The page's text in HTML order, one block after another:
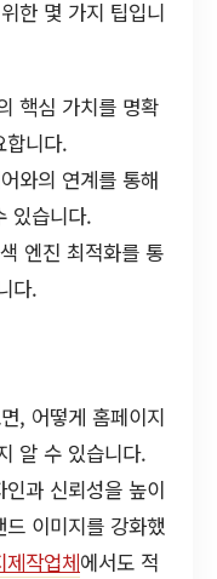
한 몇 가지 팁입니
핵심 가치를 명확
합니다.
와의 연계를 통해
있습니다.
엔진 최적화를 통
다.
, 어떻게 홈페이지
알 수 있습니다.
과 신뢰성을 높이
이미지를 강화했
제작업체에서도 적